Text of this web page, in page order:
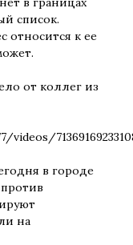
список.
относится к ее
от коллег из
videos/
в городе
на